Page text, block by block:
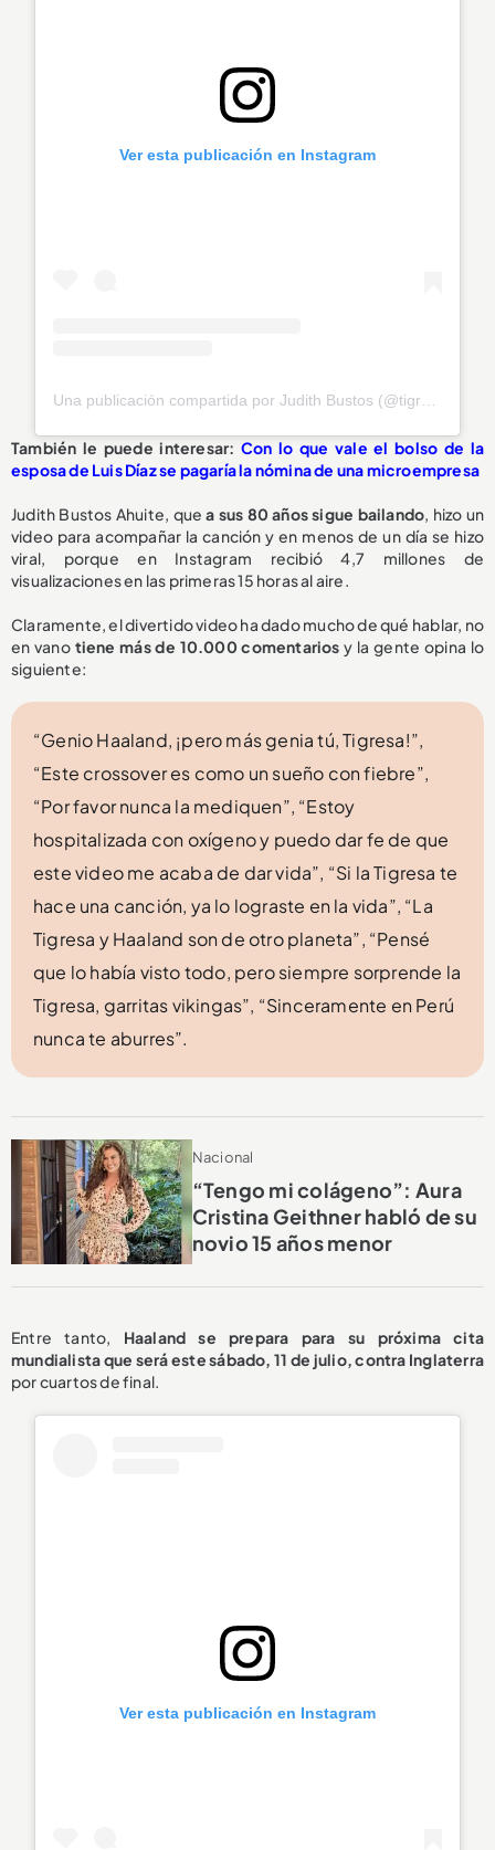
Ver esta publicación en Instagram
Una publicación compartida por Judith Bustos (@tigresadeloriente)
También le puede interesar: Con lo que vale el bolso de la
esposa de Luis Díaz se pagaría la nómina de una microempresa
Judith Bustos Ahuite, quea sus 80 años sigue bailando, hizo un
video para acompañar la canción y en menos de un día se hizo
viral, porque en Instagram recibió 4,7 millones de
visualizaciones en las primeras 15 horas al aire.
Claramente, el divertido video ha dado mucho de qué hablar, no
en vano tiene más de 10.000 comentarios y la gente opina lo
siguiente:
“Genio Haaland, ¡pero más genia tú, Tigresa!”,
“Este crossover es como un sueño con fiebre”,
“Por favor nunca la mediquen”, “Estoy
hospitalizada con oxígeno y puedo dar fe de que
este video me acaba de dar vida”, “Si la Tigresa te
hace una canción, ya lo lograste en la vida”, “La
Tigresa y Haaland son de otro planeta”, “Pensé
que lo había visto todo, pero siempre sorprende la
Tigresa, garritas vikingas”, “Sinceramente en Perú
nunca te aburres”.
Nacional
“Tengo mi colágeno”: Aura
Cristina Geithner habló de su
novio 15 años menor
Entre tanto, Haaland se prepara para su próxima cita
mundialista que será este sábado, 11 de julio, contra Inglaterra
por cuartos de final.
Ver esta publicación en Instagram